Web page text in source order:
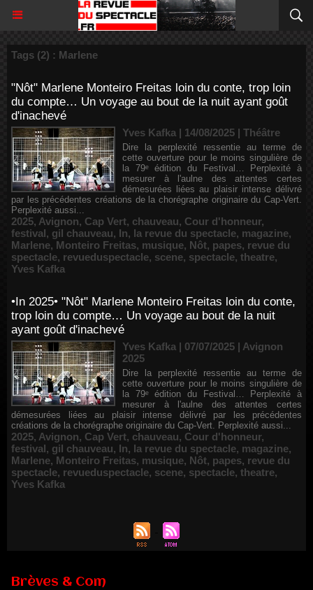
Tags (2) : Marlene
"Nôt" Marlene Monteiro Freitas loin du conte, trop loin
du compte… Un voyage au bout de la nuit ayant goût
d'inachevé
Yves Kafka | 14/08/2025 | Théâtre
Dire la perplexité ressentie au terme de
cette ouverture pour le moins singulière de
la 79ᵉ édition du Festival… Perplexité à
mesurer à l'aulne des attentes certes
démesurées liées au plaisir intense délivré
par les précédentes créations de la chorégraphe originaire du Cap-Vert.
Perplexité aussi...
2025, Avignon, Cap Vert, chauveau, Cour d'honneur,
festival, gil chauveau, In, la revue du spectacle, magazine,
Marlene, Monteiro Freitas, musique, Nôt, papes, revue du
spectacle, revueduspectacle, scene, spectacle, theatre,
Yves Kafka
•In 2025• "Nôt" Marlene Monteiro Freitas loin du conte,
trop loin du compte… Un voyage au bout de la nuit
ayant goût d'inachevé
Yves Kafka | 07/07/2025 | Avignon
2025
Dire la perplexité ressentie au terme de
cette ouverture pour le moins singulière de
la 79ᵉ édition du Festival… Perplexité à
mesurer à l'aulne des attentes certes
démesurées liées au plaisir intense délivré par les précédentes
créations de la chorégraphe originaire du Cap-Vert. Perplexité aussi...
2025, Avignon, Cap Vert, chauveau, Cour d'honneur,
festival, gil chauveau, In, la revue du spectacle, magazine,
Marlene, Monteiro Freitas, musique, Nôt, papes, revue du
spectacle, revueduspectacle, scene, spectacle, theatre,
Yves Kafka
Brèves & Com